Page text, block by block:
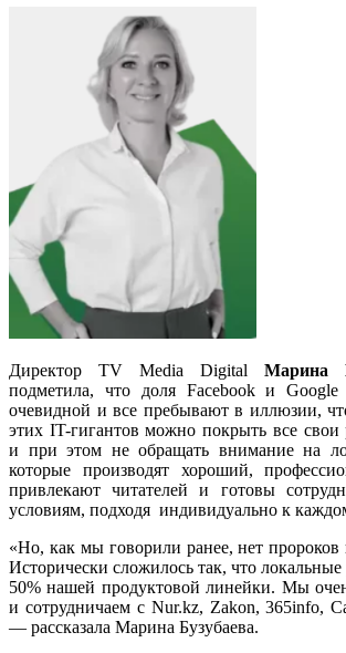
Директор TV Media Digital Марина
подметила, что доля Facebook и Google
очевидной и все пребывают в иллюзии,
этих IT-гигантов можно покрыть все
и при этом не обращать внимание на
которые производят хороший,
привлекают читателей и готовы
условиям, подходя индивидуально к
«Но, как мы говорили ранее, нет пророков
Исторически сложилось так, что
50% нашей продуктовой линейки. Мы
и сотрудничаем с Nur.kz, Zakon, 365info,
— рассказала Марина Бузубаева.